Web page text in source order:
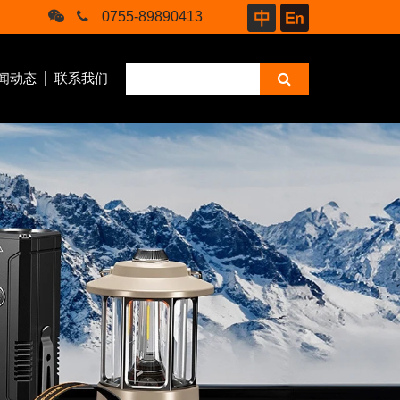
0755-89890413
商业 骑行
动态 联系我们